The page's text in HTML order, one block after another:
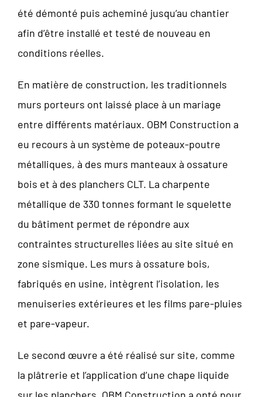
été démonté puis acheminé jusqu’au chantier
afin d’être installé et testé de nouveau en
conditions réelles.
En matière de construction, les traditionnels
murs porteurs ont laissé place à un mariage
entre différents matériaux. OBM Construction a
eu recours à un système de poteaux-poutre
métalliques, à des murs manteaux à ossature
bois et à des planchers CLT. La charpente
métallique de 330 tonnes formant le squelette
du bâtiment permet de répondre aux
contraintes structurelles liées au site situé en
zone sismique. Les murs à ossature bois,
fabriqués en usine, intègrent l’isolation, les
menuiseries extérieures et les films pare-pluies
et pare-vapeur.
Le second œuvre a été réalisé sur site, comme
la plâtrerie et l’application d’une chape liquide